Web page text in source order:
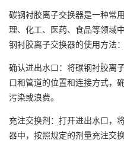
碳钢衬胶离子交换器是一种常
理、化工、医药、食品等领域
钢衬胶离子交换器的使用方法：
确认进出水口：将碳钢衬胶离
口和管道的位置和连接方式，
污染或浪费。
充注交换剂：打开进出水口，
器中，按照规定的剂量充注交